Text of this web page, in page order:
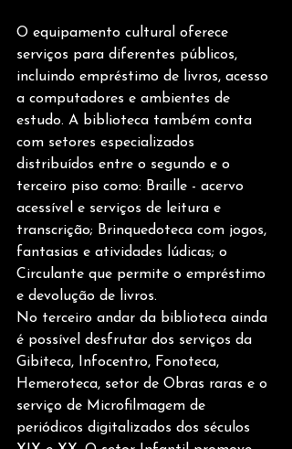
O equipamento cultural oferece
serviços para diferentes públicos,
incluindo empréstimo de livros, acesso
a computadores e ambientes de
estudo. A biblioteca também conta
com setores especializados
distribuídos entre o segundo e o
terceiro piso como: Braille - acervo
acessível e serviços de leitura e
transcrição; Brinquedoteca com jogos,
fantasias e atividades lúdicas; o
Circulante que permite o empréstimo
e devolução de livros.
No terceiro andar da biblioteca ainda
é possível desfrutar dos serviços da
Gibiteca, Infocentro, Fonoteca,
Hemeroteca, setor de Obras raras e o
serviço de Microfilmagem de
periódicos digitalizados dos séculos